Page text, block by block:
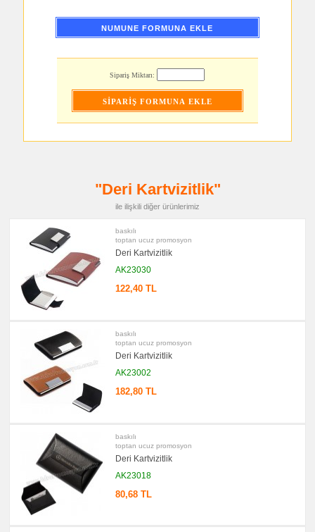
NUMUNE FORMUNA EKLE
Sipariş Miktarı:
"Deri Kartvizitlik"
ile ilişkili diğer ürünlerimiz
baskılı
toptan ucuz promosyon
Deri Kartvizitlik
AK23030
122,40 TL
baskılı
toptan ucuz promosyon
Deri Kartvizitlik
AK23002
182,80 TL
baskılı
toptan ucuz promosyon
Deri Kartvizitlik
AK23018
80,68 TL
promosyon
Saat
promosyon
Kalem
promosyon
Kalem
Seti
promosyon
promosyon
Radyo
promosyon
Takvim
&
Bloknot
Para
Tabağı
promosyon
Evrak
Çantası
&
Sekreter
Bloknot